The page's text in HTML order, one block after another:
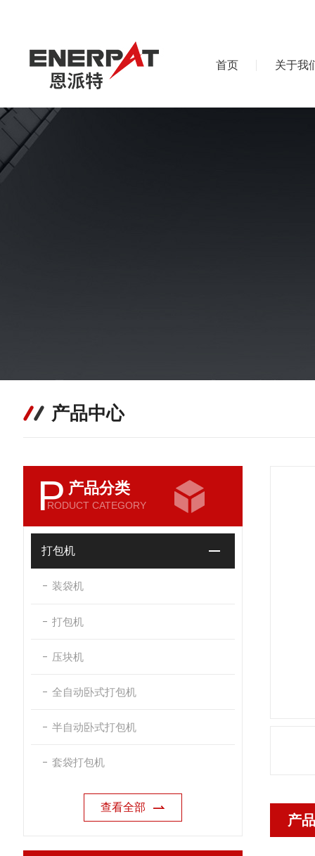
首页 关于我
产品中心
P 产品分类
RODUCT CATEGORY
打包机
装袋机
打包机
压块机
全自动卧式打包机
半自动卧式打包机
套袋打包机
查看全部
产